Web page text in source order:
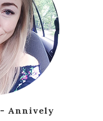
- Annively